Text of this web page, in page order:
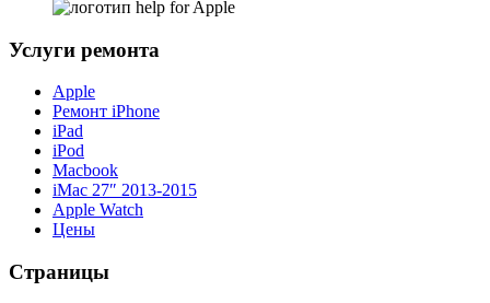
Услуги ремонта
Apple
Ремонт iPhone
iPad
iPod
Macbook
iMac 27″ 2013-2015
Apple Watch
Цены
Страницы